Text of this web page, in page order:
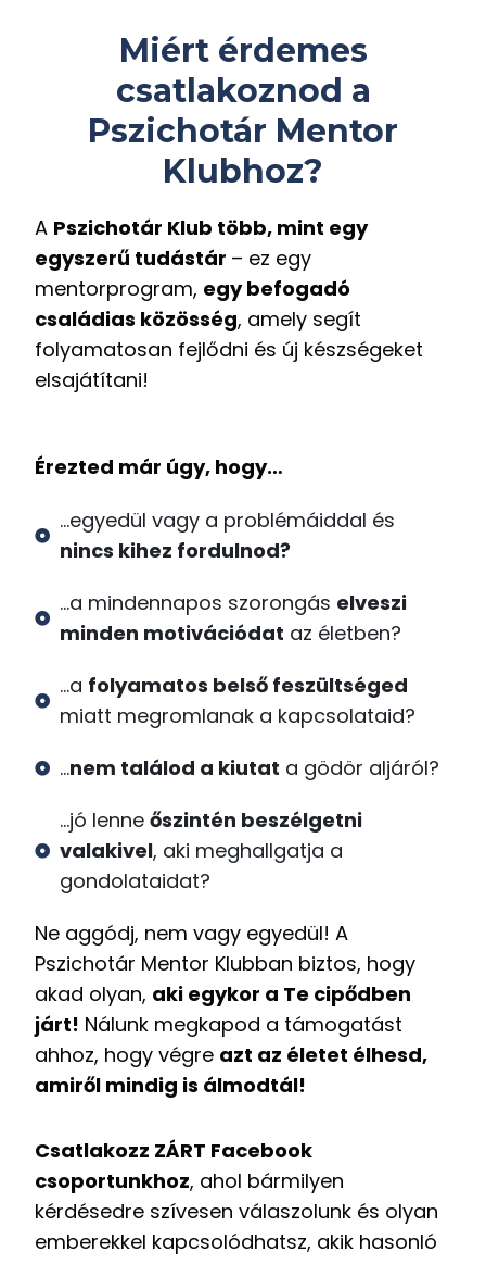
Miért érdemes
csatlakoznod a
Pszichotár Mentor
Klubhoz?
A Pszichotár Klub több, mint egy
egyszerű tudástár – ez egy
mentorprogram, egy befogadó
családias közösség, amely segít
folyamatosan fejlődni és új készségeket
elsajátítani!
Érezted már úgy, hogy…
...egyedül vagy a problémáiddal és
nincs kihez fordulnod?
...a mindennapos szorongás elveszi
minden motivációdat az életben?
...a folyamatos belső feszültséged
miatt megromlanak a kapcsolataid?
...nem találod a kiutat a gödör aljáról?
...jó lenne őszintén beszélgetni
valakivel, aki meghallgatja a
gondolataidat?
Ne aggódj, nem vagy egyedül! A
Pszichotár Mentor Klubban biztos, hogy
akad olyan, aki egykor a Te cipődben
járt! Nálunk megkapod a támogatást
ahhoz, hogy végre azt az életet élhesd,
amiről mindig is álmodtál!
Csatlakozz ZÁRT Facebook
csoportunkhoz, ahol bármilyen
kérdésedre szívesen válaszolunk és olyan
emberekkel kapcsolódhatsz, akik hasonló